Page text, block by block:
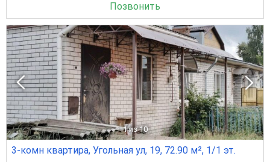
Позвонить
1 из 10
3-комн квартира, Угольная ул, 19, 72.90 м², 1/1 эт.